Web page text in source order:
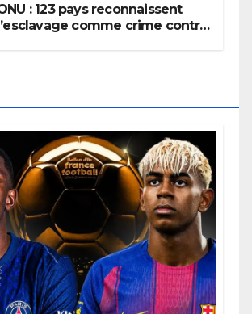
: 123 pays reconnaissent
comme crime contre